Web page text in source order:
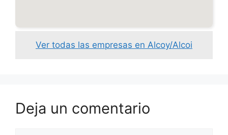
Ver todas las empresas en Alcoy/Alcoi
Deja un comentario